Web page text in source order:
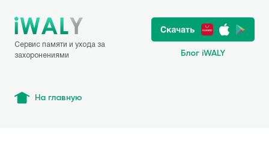
Сервис памяти и ухода за
захоронениями
Блог iWALY
На главную